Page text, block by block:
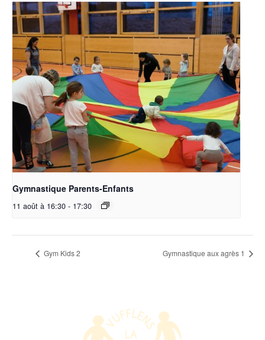
Gymnastique Parents-Enfants
11 août à 16:30 - 17:30
Gym Kids 2 Gymnastique aux agrès 1